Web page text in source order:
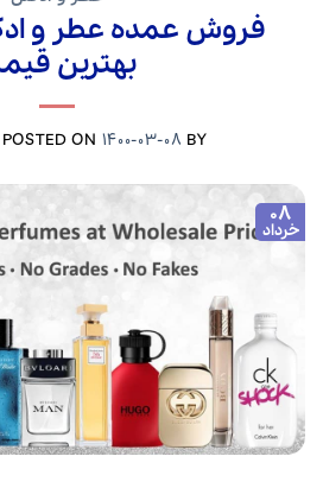
فروش عمده عطر و
بهترین
POSTED ON 1400-03-08 BY
08
خرداد